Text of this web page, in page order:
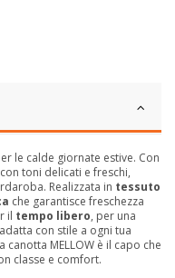
le calde giornate estive. Con
toni delicati e freschi,
Realizzata in tessuto
che garantisce freschezza
il tempo libero, per una
con stile a ogni tua
canotta MELLOW è il capo che
classe e comfort.